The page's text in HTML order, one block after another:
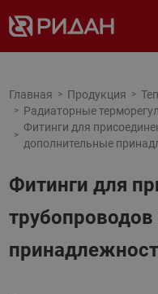
Главная Продукция
Радиаторные
Фитинги для
дополнительные
Фитинги для